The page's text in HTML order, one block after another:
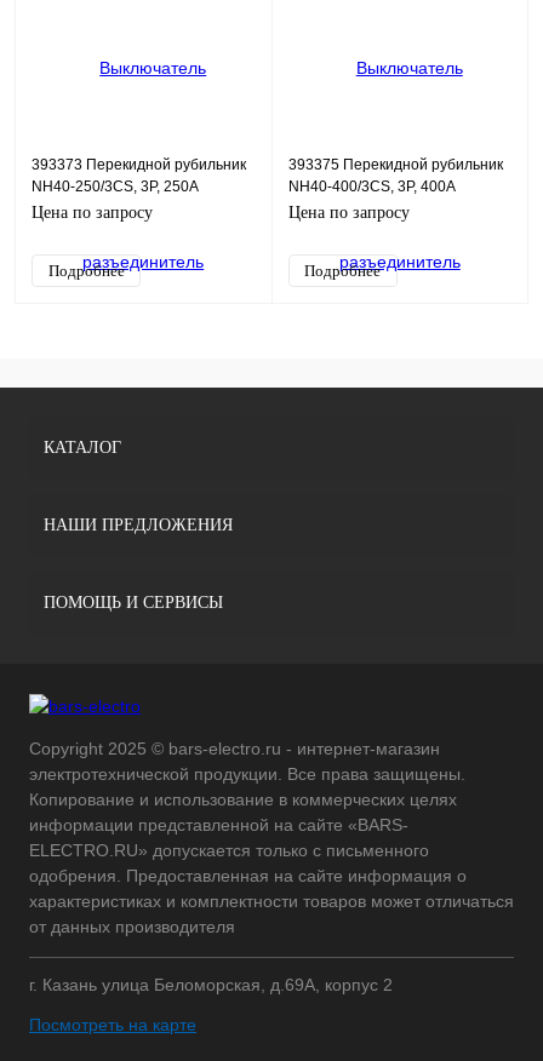
393373 Перекидной рубильник
NH40-250/3CS, 3P, 250А
Цена по запросу
Подробнее
393375 Перекидной рубильник
NH40-400/3CS, 3P, 400А
Цена по запросу
Подробнее
КАТАЛОГ
НАШИ ПРЕДЛОЖЕНИЯ
ПОМОЩЬ И СЕРВИСЫ
Copyright 2025 © bars-electro.ru - интернет-магазин
электротехнической продукции. Все права защищены.
Копирование и использование в коммерческих целях
информации представленной на сайте «BARS-
ELECTRO.RU» допускается только с письменного
одобрения. Предоставленная на сайте информация о
характеристиках и комплектности товаров может отличаться
от данных производителя
г. Казань улица Беломорская, д.69А, корпус 2
Посмотреть на карте